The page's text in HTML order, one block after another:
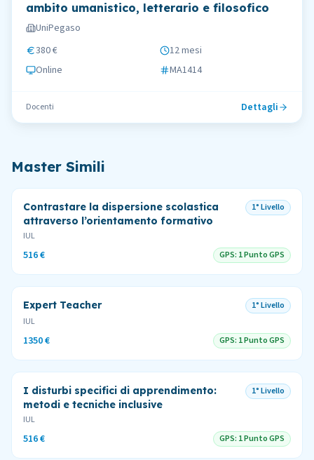
ambito umanistico, letterario e filosofico
UniPegaso
380 €
12 mesi
Online
MA1414
Docenti Dettagli
Master Simili
Contrastare la dispersione scolastica
attraverso l’orientamento formativo
1° Livello
IUL
516 € GPS: 1 Punto GPS
Expert Teacher
1° Livello
IUL
1350 € GPS: 1 Punto GPS
I disturbi specifici di apprendimento:
metodi e tecniche inclusive
1° Livello
IUL
516 € GPS: 1 Punto GPS